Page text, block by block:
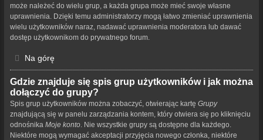
może należeć do wielu grup, a każda grupa może mieć swoje własne
uprawnienia. Dzięki temu administratorzy mogą łatwo zmieniać uprawnienia
wielu użytkowników naraz, nadawać uprawnienia moderatora lub dawać
dostęp użytkownikom do prywatnego forum.
Na górę
Gdzie znajduje się spis grup użytkowników i jak można
dołączyć do grupy?
Spis grup użytkowników można zobaczyć, otwierając kartę Grupy
znajdującą się w panelu zarządzania kontem, który otwiera się po kliknięciu
odnośnika Moje konto . Nie wszystkie grupy są dostępne dla każdego.
Niektóre mogą wymagać akceptacji przyjęcia nowego członka, niektóre